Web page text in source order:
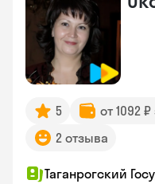
5 от 1092
2 отзыва
Таганрогский